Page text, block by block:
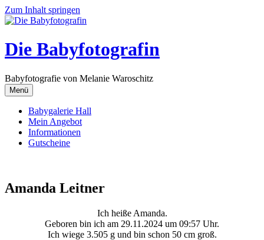
Zum Inhalt springen
Die Babyfotografin
Babyfotografie von Melanie Waroschitz
Menü
Babygalerie Hall
Mein Angebot
Informationen
Gutscheine
Amanda Leitner
Ich heiße Amanda.
Geboren bin ich am 29.11.2024 um 09:57 Uhr.
Ich wiege 3.505 g und bin schon 50 cm groß.